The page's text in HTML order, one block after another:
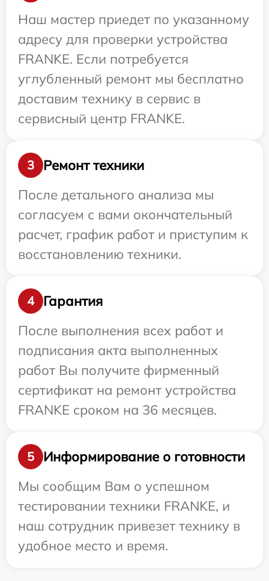
Наш мастер приедет по указанному
адресу для проверки устройства
FRANKE. Если потребуется
углубленный ремонт мы бесплатно
доставим технику в сервис в
сервисный центр FRANKE.
3
Ремонт техники
После детального анализа мы
согласуем с вами окончательный
расчет, график работ и приступим к
восстановлению техники.
4
Гарантия
После выполнения всех работ и
подписания акта выполненных
работ Вы получите фирменный
сертификат на ремонт устройства
FRANKE сроком на 36 месяцев.
5
Информирование о готовности
Мы сообщим Вам о успешном
тестировании техники FRANKE, и
наш сотрудник привезет технику в
удобное место и время.